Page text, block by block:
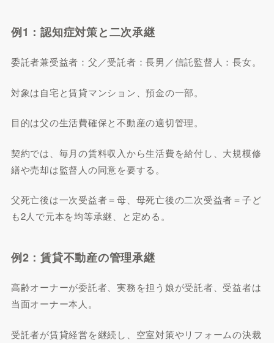
例1：認知症対策と二次承継
委託者兼受益者：父／受託者：長男／信託監督人：長女。
対象は自宅と賃貸マンション、預金の一部。
目的は父の生活費確保と不動産の適切管理。
契約では、毎月の賃料収入から生活費を給付し、大規模修
繕や売却は監督人の同意を要する。
父死亡後は一次受益者＝母、母死亡後の二次受益者＝子ど
も2人で元本を均等承継、と定める。
例2：賃貸不動産の管理承継
高齢オーナーが委託者、実務を担う娘が受託者、受益者は
当面オーナー本人。
受託者が賃貸経営を継続し、空室対策やリフォームの決裁